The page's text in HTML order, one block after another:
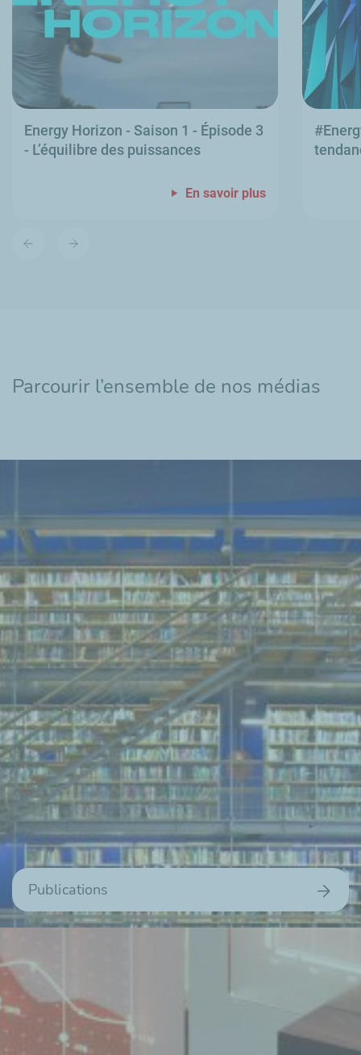
Energy Horizon - Saison 1 - Épisode 3
- L’équilibre des puissances
En savoir plus
#
Parcourir l’ensemble de nos médias
Publications